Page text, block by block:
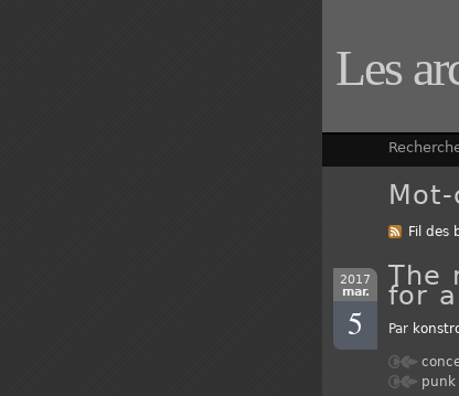
Les
Fil des
2017
mar.
5
The
for
Par
punk